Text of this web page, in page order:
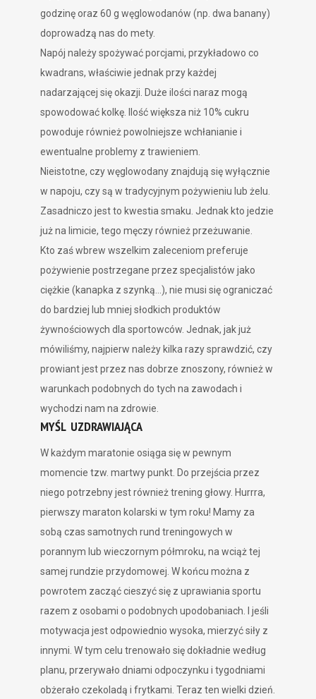
godzinę oraz 60 g węglowodanów (np. dwa banany)
doprowadzą nas do mety.
Napój należy spożywać porcjami, przykładowo co
kwadrans, właściwie jednak przy każdej
nadarzającej się okazji. Duże ilości naraz mogą
spowodować kolkę. Ilość większa niż 10% cukru
powoduje również powolniejsze wchłanianie i
ewentualne problemy z trawieniem.
Nieistotne, czy węglowodany znajdują się wyłącznie
w napoju, czy są w tradycyjnym pożywieniu lub żelu.
Zasadniczo jest to kwestia smaku. Jednak kto jedzie
już na limicie, tego męczy również przeżuwanie.
Kto zaś wbrew wszelkim zaleceniom preferuje
pożywienie postrzegane przez specjalistów jako
ciężkie (kanapka z szynką…), nie musi się ograniczać
do bardziej lub mniej słodkich produktów
żywnościowych dla sportowców. Jednak, jak już
mówiliśmy, najpierw należy kilka razy sprawdzić, czy
prowiant jest przez nas dobrze znoszony, również w
warunkach podobnych do tych na zawodach i
wychodzi nam na zdrowie.
MYŚL UZDRAWIAJĄCA
W każdym maratonie osiąga się w pewnym
momencie tzw. martwy punkt. Do przejścia przez
niego potrzebny jest również trening głowy. Hurrra,
pierwszy maraton kolarski w tym roku! Mamy za
sobą czas samotnych rund treningowych w
porannym lub wieczornym półmroku, na wciąż tej
samej rundzie przydomowej. W końcu można z
powrotem zacząć cieszyć się z uprawiania sportu
razem z osobami o podobnych upodobaniach. I jeśli
motywacja jest odpowiednio wysoka, mierzyć siły z
innymi. W tym celu trenowało się dokładnie według
planu, przerywało dniami odpoczynku i tygodniami
obżerało czekoladą i frytkami. Teraz ten wielki dzień.